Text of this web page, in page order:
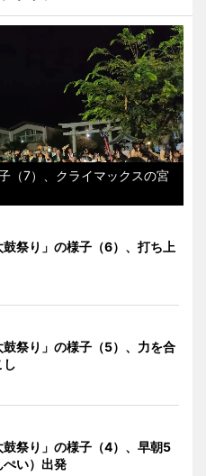
（7）、クライマックスの宮
祭り」の様子（6）、打ち上
祭り」の様子（5）、力を合
し
祭り」の様子（4）、早朝5
い）出発